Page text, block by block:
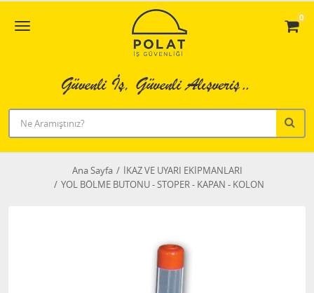
0
Ana Sayfa
İKAZ VE UYARI EKİPMANLARI
YOL BÖLME BUTONU - STOPER - KAPAN - KOLON